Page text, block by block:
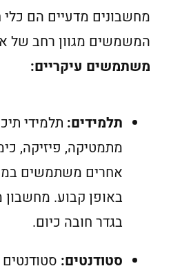
מחשבונים מדעיים הם
המשמשים מגוון רחב של
משתמשים עיקריים:
תלמידים: תלמידי
מתמטיקה, פיזיקה,
אחרים משתמשים
באופן קבוע. מחשבון
בגדר חובה כיום.
סטודנטים: